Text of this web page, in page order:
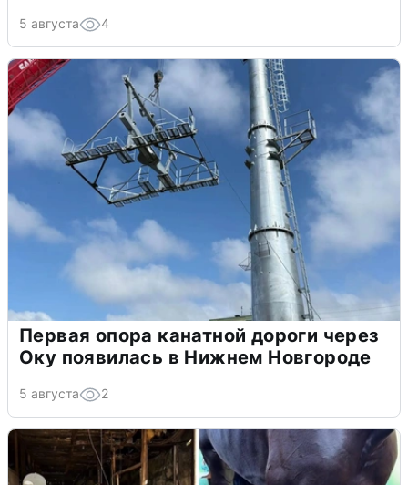
5 августа 4
Первая опора канатной дороги через
Оку появилась в Нижнем Новгороде
5 августа 2